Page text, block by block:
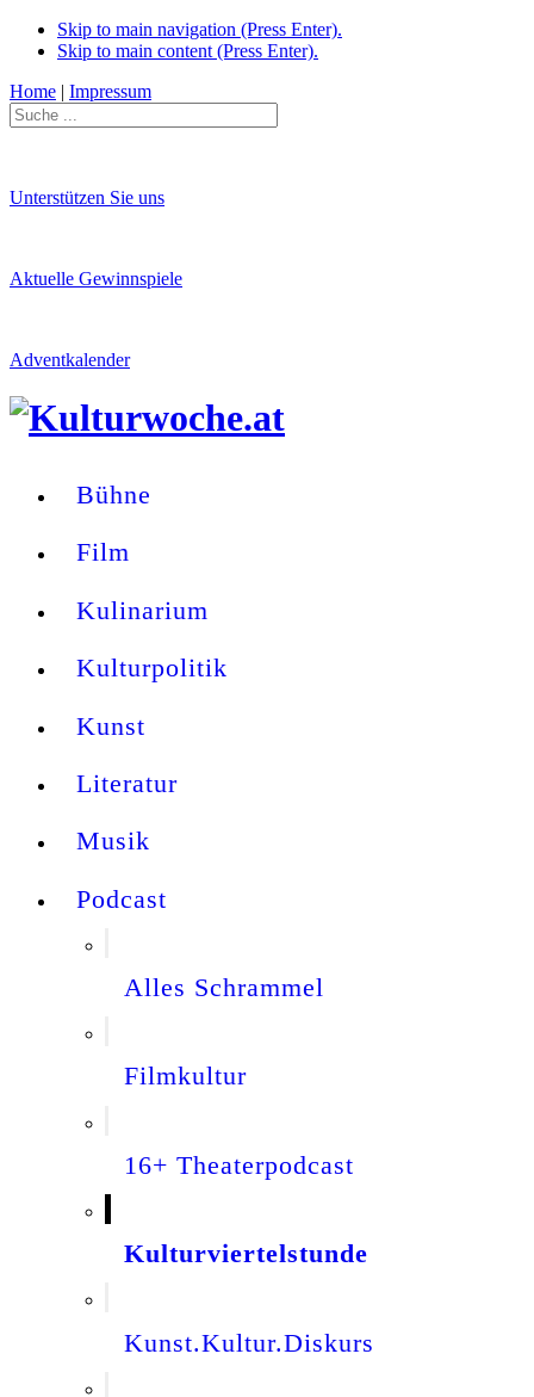
Skip to main navigation (Press Enter).
Skip to main content (Press Enter).
Home | Impressum
Unterstützen Sie uns
Aktuelle Gewinnspiele
Adventkalender
Bühne
Film
Kulinarium
Kulturpolitik
Kunst
Literatur
Musik
Podcast
Alles Schrammel
Filmkultur
16+ Theaterpodcast
Kulturviertelstunde
Kunst.Kultur.Diskurs